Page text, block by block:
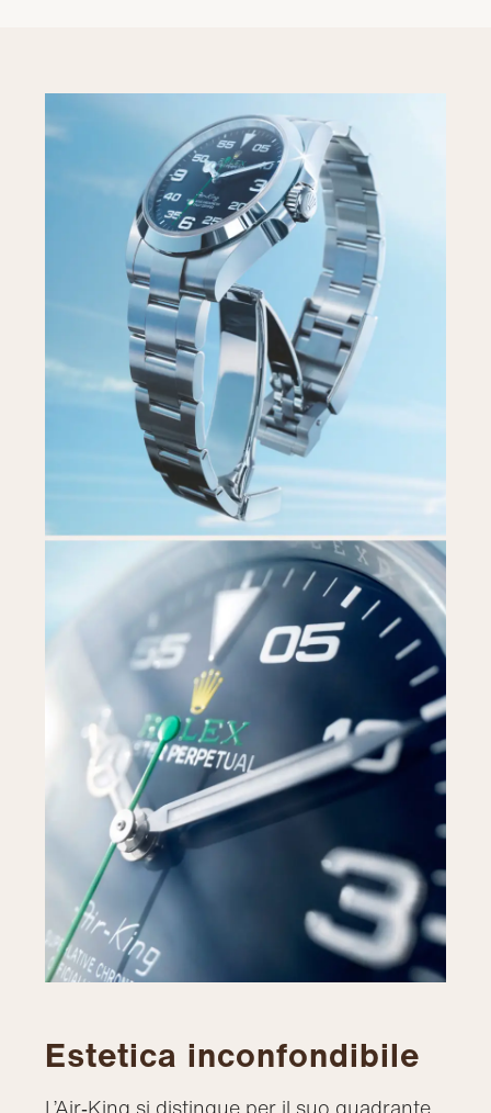
Estetica inconfondibile
L’Air‑King si distingue per il suo quadrante